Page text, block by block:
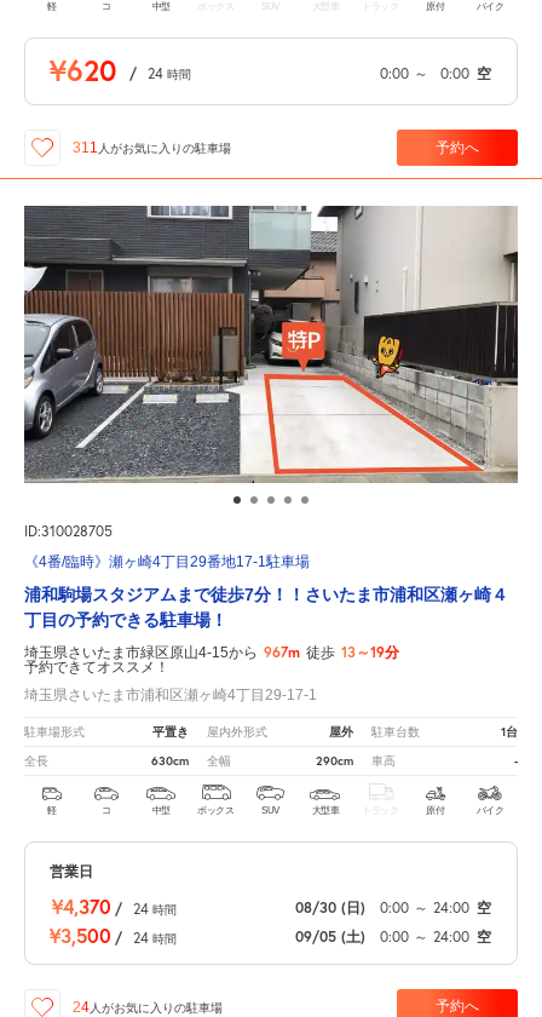
軽 コ 中型 ボックス SUV 大型車 トラック 原付 バイク
¥620 / 24 時間 0:00 ～ 0:00 空
311 人がお気に入りの駐車場 予約へ
ID:310028705
《4番/臨時》瀬ヶ崎4丁目29番地17-1駐車場
浦和駒場スタジアムまで徒歩7分！！さいたま市浦和区瀬ヶ崎４
丁目の予約できる駐車場！
埼玉県さいたま市緑区原山4-15から 967m 徒歩 13～19分
予約できてオススメ！
埼玉県さいたま市浦和区瀬ヶ崎4丁目29-17-1
駐車場形式 平置き 屋内外形式 屋外 駐車台数 1台
全長 630cm 全幅 290cm 車高 -
軽 コ 中型 ボックス SUV 大型車 トラック 原付 バイク
営業日
¥4,370 / 24 時間 08/30 (日) 0:00 ～ 24:00 空
¥3,500 / 24 時間 09/05 (土) 0:00 ～ 24:00 空
24 人がお気に入りの駐車場 予約へ